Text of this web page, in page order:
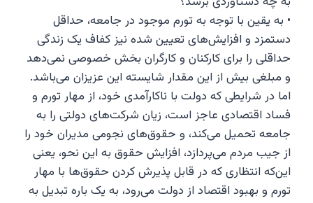
• به یقین با توجه به تورم موجود در جامعه، حداقل
دستمزد و افزایش‌های تعیین شده نیز کفاف یک زندگی
حداقلی را برای کارکنان و کارگران بخش خصوصی نمی‌دهد
و مبلغی بیش از این مقدار شایسته این عزیزان می‌باشد.
اما در شرایطی که دولت با ناکارآمدی خود، از مهار تورم و
فساد اقتصادی عاجز است، زیان شرکت‌های دولتی را به
جامعه تحمیل می‌کند، و حقوق‌های نجومی مدیران خود را
از جیب مردم می‌پردازد، افزایش حقوق به این نحو، یعنی
این‌که انتظاری که در قابل پذیرش کردن حقوق‌ها با مهار
تورم و بهبود اقتصاد از دولت می‌رود، به یک باره تبدیل به